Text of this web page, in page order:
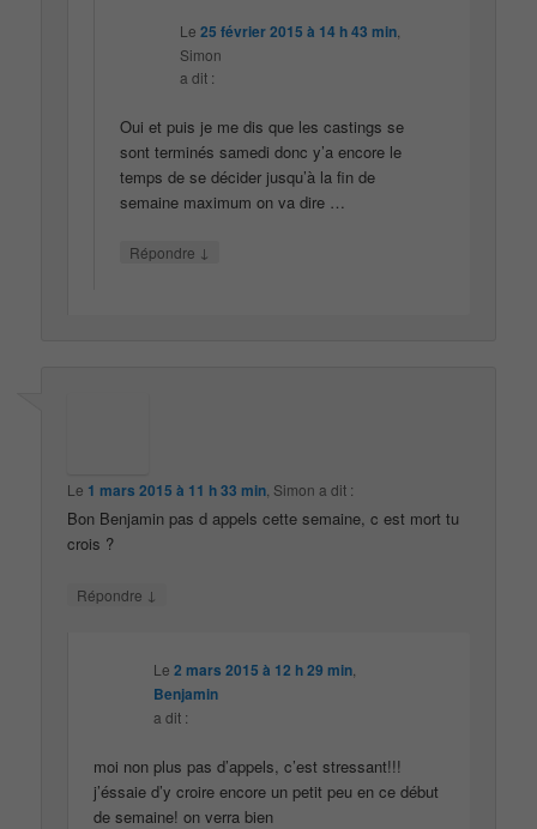
Le25 février 2015 à 14 h 43 min
Simon
a dit :
Oui et puis je me dis que les castings se
sont terminés samedi donc y’a encore le
temps de se décider jusqu’à la fin de
semaine maximum on va dire …
Répondre ↓
Le 1 mars 2015 à 11 h 33 min, Simon a dit :
Bon Benjamin pas d appels cette semaine, c est mort tu
crois ?
Répondre ↓
Le2 mars 2015 à 12 h 29 min
Benjamin
a dit :
moi non plus pas d’appels, c’est stressant!!!
j’éssaie d’y croire encore un petit peu en ce début
de semaine! on verra bien